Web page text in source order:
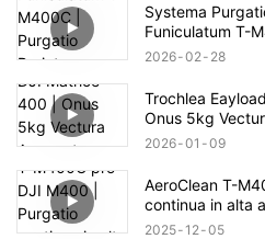
Systema
Funiculatum T-
Vitreum pro Area
2026 02 28
Trochlea
Onus 5kg
2026 01 09
AeroClean T-
continua in alta
2025 12 05